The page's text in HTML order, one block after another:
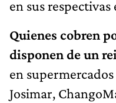
en sus
Quienes cobren
disponen de un
en
Josimar,